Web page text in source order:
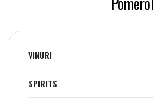
VINURI
SPIRITS